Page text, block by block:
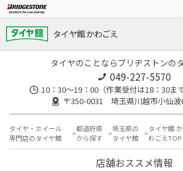
タイヤ館 かわごえ
タイヤのことならブリヂストンの
049-227-5570
10：30～19：00（作業受付は18：30ま
〒350-0031 埼玉県川越市小仙波
タイヤ・ホイール
専門店のタイヤ館
都道府県
から探す
埼玉県の
タイヤ館
タイヤ館 か
わごえTOP
店舗おススメ情報